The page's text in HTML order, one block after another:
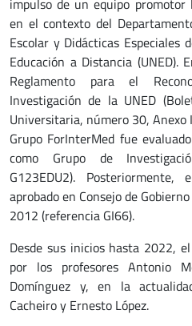
impulso de un equipo
en el contexto del
Escolar y Didácticas Especiales
Educación a Distancia
Reglamento para el
Investigación de la UNED
Universitaria, número 30, Anexo
Grupo ForInterMed fue
como Grupo de
G123EDU2).
aprobado en Consejo de
2012 (referencia GI66).
Desde sus inicios hasta 2022,
por los profesores Antonio
Domínguez y, en la
Cacheiro y Ernesto López.